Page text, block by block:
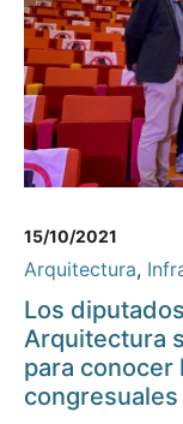
15/10/2021
Arquitectura,
Los
Arquitectura
para conocer